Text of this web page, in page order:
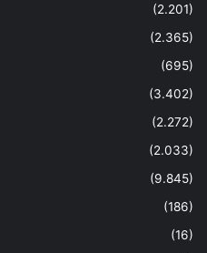
(2.201)
(2.365)
(695)
(3.402)
(2.272)
(2.033)
(9.845)
(186)
(16)